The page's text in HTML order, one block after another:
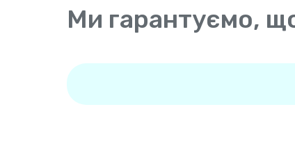
Ми гарантуємо,